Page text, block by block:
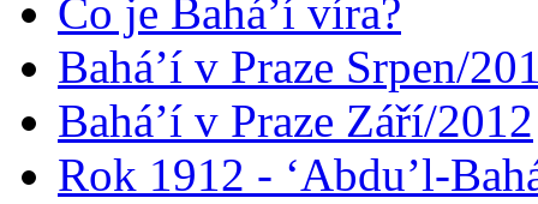
Co je Bahá’í víra?
Bahá’í v Praze Srpen/
Bahá’í v Praze Září/2012
Rok 1912 - ‘Abdu’l-